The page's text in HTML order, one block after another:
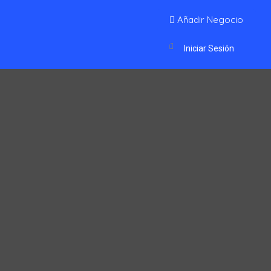
Añadir Negocio
Iniciar Sesión